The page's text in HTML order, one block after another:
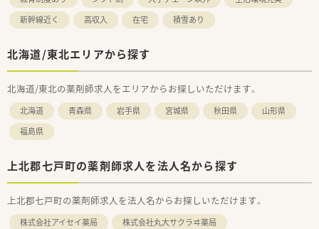
新幹線近く
高収入 在宅 積雪あり
北海道/東北エリアから探す
北海道/東北の薬剤師求人をエリアからお探しいただけます。
北海道 青森県 岩手県 宮城県 秋田県
山形県
福島県
上北郡七戸町の薬剤師求人を法人名から探す
上北郡七戸町の薬剤師求人を法人名からお探しいただけます。
株式会社アイセイ薬局
株式会社丸大サクラヰ薬局